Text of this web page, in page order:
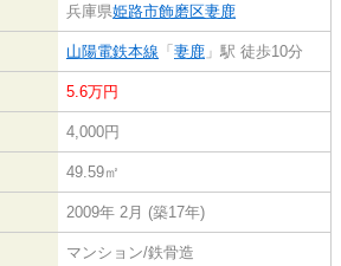
兵庫県姫路市飾磨区妻鹿
山陽電鉄本線 「 妻鹿 」駅 徒歩10分
5.6万円
4,000円
49.59㎡
2009年 2月 (築17年)
マンション/鉄骨造